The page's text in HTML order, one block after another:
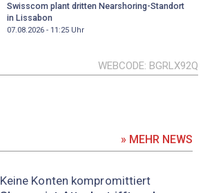
Swisscom plant dritten Nearshoring-Standort
in Lissabon
07.08.2026 - 11:25Uhr
WEBCODE BGRLX92Q
» MEHR NEWS
Keine Konten kompromittiert